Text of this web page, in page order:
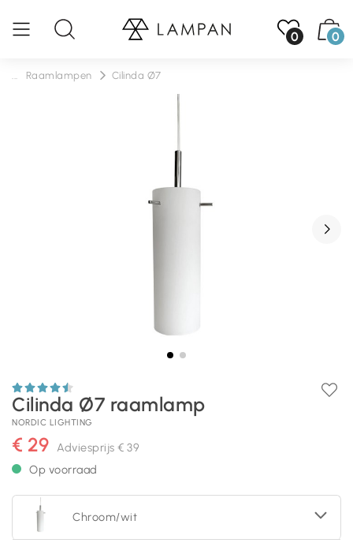
0 0
Raamlampen Cilinda Ø7
Cilinda Ø7 raamlamp
NORDIC LIGHTING
€ 29 Adviesprijs € 39
Op voorraad
Chroom/wit